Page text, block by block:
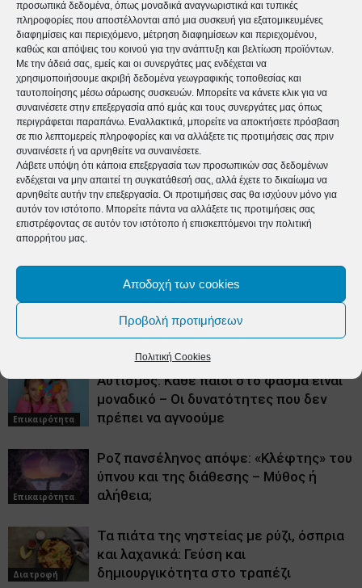
προσωπικά δεδομένα, όπως μοναδικά αναγνωριστικά και τυπικές
πληροφορίες που αποστέλλονται από μια συσκευή για εξατομικευμένες
διαφημίσεις και περιεχόμενο, μέτρηση διαφημίσεων και περιεχομένου,
καθώς και απόψεις του κοινού για την ανάπτυξη και βελτίωση προϊόντων.
Με την άδειά σας, εμείς και οι συνεργάτες μας ενδέχεται να
χρησιμοποιήσουμε ακριβή δεδομένα γεωγραφικής τοποθεσίας και
ταυτοποίησης μέσω σάρωσης συσκευών. Μπορείτε να κάνετε κλικ για να
συναινέσετε στην επεξεργασία από εμάς και τους συνεργάτες μας όπως
περιγράφεται παραπάνω. Εναλλακτικά, μπορείτε να αποκτήσετε πρόσβαση
σε πιο λεπτομερείς πληροφορίες και να αλλάξετε τις προτιμήσεις σας πριν
συναινέσετε ή να αρνηθείτε να συναινέσετε.
Λάβετε υπόψη ότι κάποια επεξεργασία των προσωπικών σας δεδομένων
ενδέχεται να μην απαιτεί τη συγκατάθεσή σας, αλλά έχετε το δικαίωμα να
αρνηθείτε αυτήν την επεξεργασία. Οι προτιμήσεις σας θα ισχύουν μόνο για
αυτόν τον ιστότοπο. Μπορείτε πάντα να αλλάξετε τις προτιμήσεις σας
επιστρέφοντας σε αυτόν τον ιστότοπο ή επισκεπτόμενοι την πολιτική
απορρήτου μας.
Αποδοχή των cookies
Προβολή προτιμήσεων
Πολιτική Cookies
βίας κατά των γυναικών «Έχεις
τη δύναμη πες όχι στη βία» στο
Αγρίνιο
timeforlife_online
ΠΑΡΟΜΟΙΑ ΑΡΘΡΑ
ΠΕΡΙΣΣΟΤΕΡΑ ΑΠΟ ΤΟΝ ΔΗΜΙΟΥΡΓΟ
Επικαιρότητα
Αυτισμός: Κάθε παιδί στο φάσμα είναι
μοναδικό – Οι δυνατότητες που δεν
πρέπει να αγνοούμε
Επικαιρότητα
Ροζ πανσέληνος απόψε: «Κλέφτης» του
ύπνου και της διάθεσης – Μύθος ή
αλήθεια;
Διατροφή
Τα πιάτα της νηστείας με ρύζι, όσπρια
και λαχανικά: Γεύση και
δημιουργικότητα στο τραπέζι